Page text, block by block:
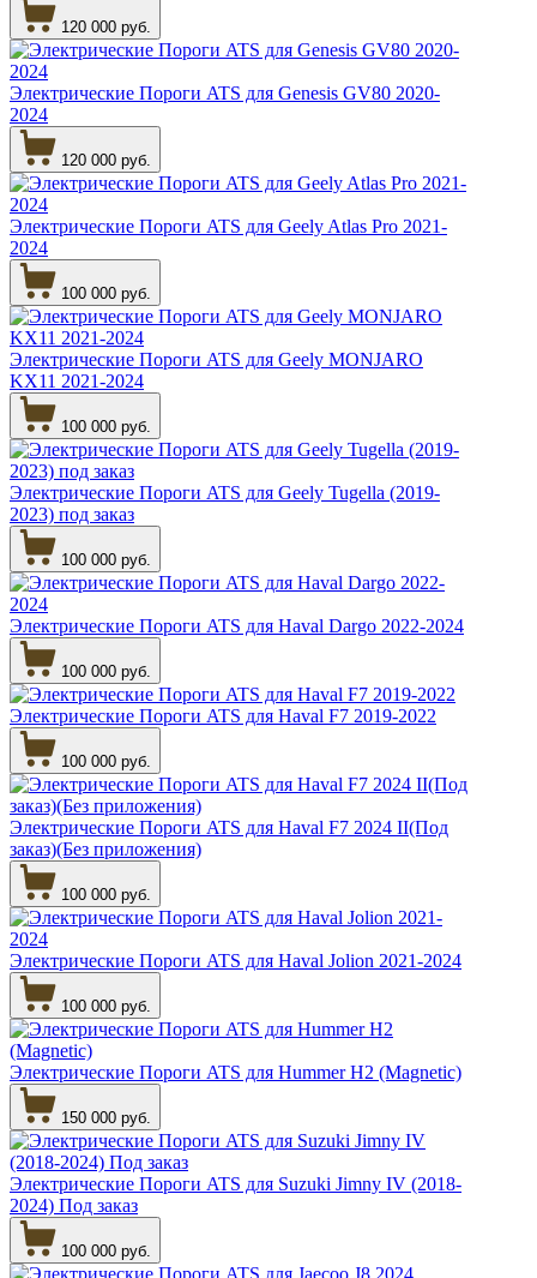
120 000 руб.
Электрические Пороги ATS для Genesis GV80 2020-
2024
120 000 руб.
Электрические Пороги ATS для Geely Atlas Pro 2021-
2024
100 000 руб.
Электрические Пороги ATS для Geely MONJARO
KX11 2021-2024
100 000 руб.
Электрические Пороги ATS для Geely Tugella (2019-
2023) под заказ
100 000 руб.
Электрические Пороги ATS для Haval Dargo 2022-2024
100 000 руб.
Электрические Пороги ATS для Haval F7 2019-2022
100 000 руб.
Электрические Пороги ATS для Haval F7 2024 II(Под
заказ)(Без приложения)
100 000 руб.
Электрические Пороги ATS для Haval Jolion 2021-2024
100 000 руб.
Электрические Пороги ATS для Hummer H2 (Magnetic)
150 000 руб.
Электрические Пороги ATS для Suzuki Jimny IV (2018-
2024) Под заказ
100 000 руб.